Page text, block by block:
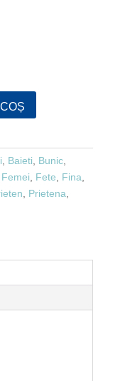
Baieti Bunic,
Femei Fete Fina
Prietena